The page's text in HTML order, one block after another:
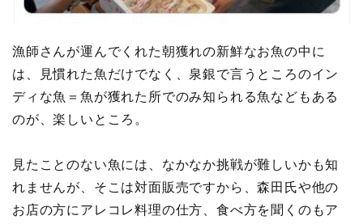
漁師さんが運んでくれた朝獲れの新鮮なお魚の中に
は、見慣れた魚だけでなく、泉銀で言うところのイン
ディな魚＝魚が獲れた所でのみ知られる魚などもある
のが、楽しいところ。
見たことのない魚には、なかなか挑戦が難しいかも知
れませんが、そこは対面販売ですから、森田氏や他の
お店の方にアレコレ料理の仕方、食べ方を聞くのもア